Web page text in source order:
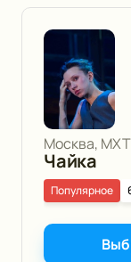
Москва, МХТ
Чайка
Популярное